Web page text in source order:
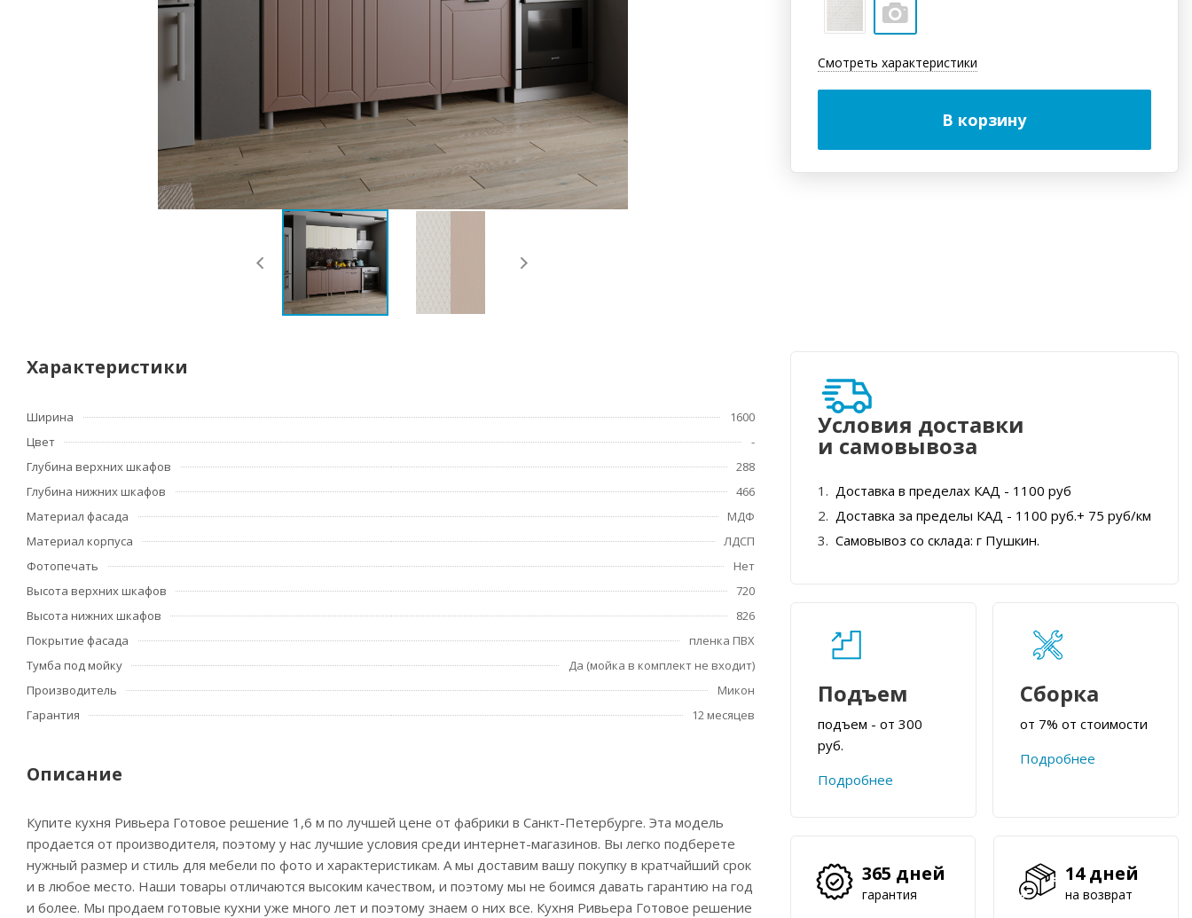
Смотреть характеристики
В корзину
Характеристики
Ширина
1600
Цвет
-
Глубина верхних шкафов
288
Глубина нижних шкафов
466
Материал фасада
МДФ
Материал корпуса
ЛДСП
Фотопечать
Нет
Высота верхних шкафов
720
Высота нижних шкафов
826
Покрытие фасада
пленка ПВХ
Тумба под мойку
Да (мойка в комплект не входит)
Производитель
Микон
Гарантия
12 месяцев
Описание
Купите кухня Ривьера Готовое решение 1,6 м по лучшей цене от фабрики в Санкт-Петербурге. Эта модель
продается от производителя, поэтому у нас лучшие условия среди интернет-магазинов. Вы легко подберете
нужный размер и стиль для мебели по фото и характеристикам. А мы доставим вашу покупку в кратчайший срок
и в любое место. Наши товары отличаются высоким качеством, и поэтому мы не боимся давать гарантию на год
и более. Мы продаем готовые кухни уже много лет и поэтому знаем о них все. Кухня Ривьера Готовое решение
Условия доставки
и самовывоза
Доставка в пределах КАД - 1100 руб
Доставка за пределы КАД - 1100 руб.+ 75 руб/км
Самовывоз со склада: г Пушкин.
Подъем
подъем - от 300
руб.
Подробнее
Сборка
от 7% от стоимости
Подробнее
365 дней
гарантия
14 дней
на возврат